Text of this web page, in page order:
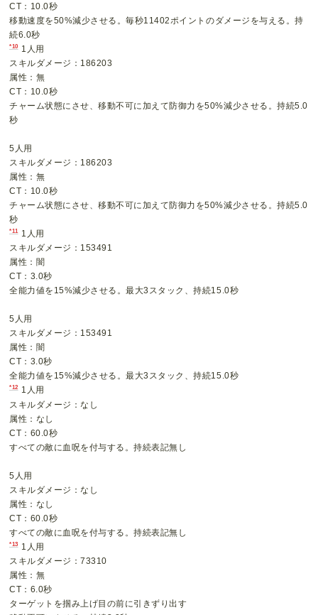
CT：10.0秒
移動速度を50%減少させる。毎秒11402ポイントのダメージを与える。持
続6.0秒
*10 1人用
スキルダメージ：186203
属性：無
CT：10.0秒
チャーム状態にさせ、移動不可に加えて防御力を50%減少させる。持続5.0
秒
5人用
スキルダメージ：186203
属性：無
CT：10.0秒
チャーム状態にさせ、移動不可に加えて防御力を50%減少させる。持続5.0
秒
*11
1人用
スキルダメージ：153491
属性：闇
CT：3.0秒
全能力値を15%減少させる。最大3スタック、持続15.0秒
5人用
スキルダメージ：153491
属性：闇
CT：3.0秒
全能力値を15%減少させる。最大3スタック、持続15.0秒
*12 1人用
スキルダメージ：なし
属性：なし
CT：60.0秒
すべての敵に血呪を付与する。持続表記無し
5人用
スキルダメージ：なし
属性：なし
CT：60.0秒
すべての敵に血呪を付与する。持続表記無し
*13 1人用
スキルダメージ：73310
属性：無
CT：6.0秒
ターゲットを掴み上げ目の前に引きずり出す